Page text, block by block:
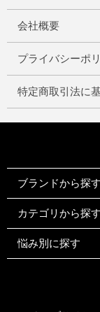
会社概要
プライバシーポ
特定商取引法に
ブランドから探す
カテゴリから探す
悩み別に探す